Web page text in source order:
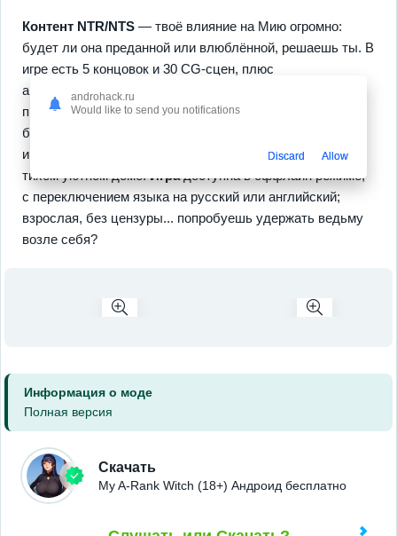
Контент NTR/NTS — твоё влияние на Мию огромно:
будет ли она преданной или влюблённой, решаешь ты. В
игре есть 5 концовок и 30 CG-сцен, плюс
автосохранение и журнал для удобства повторного
прохождения. Понимание системы выборов
быстро: ревность и доверие меняются с каждым шагом,
и одно неверное движение способно разрушить мечту о
тихом уютном доме.Иградоступна в оффлайн режиме,
с переключением языка на русский или английский;
взрослая, без цензуры... попробуешь удержать ведьму
возле себя?
Информация о моде
Полная версия
Скачать
My A-Rank Witch (18+) Андроид бесплатно
androhack.ru
Would like to send you notifications
Discard Allow